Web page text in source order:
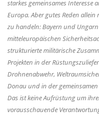
starkes gemeinsames Interesse
Europa. Aber gutes Reden
zu handeln: Bayern und
mitteleuropäischen
strukturierte militärische
Projekten in der
Drohnenabwehr,
Donau und in der
Das ist keine Aufrüstung um
vorausschauende